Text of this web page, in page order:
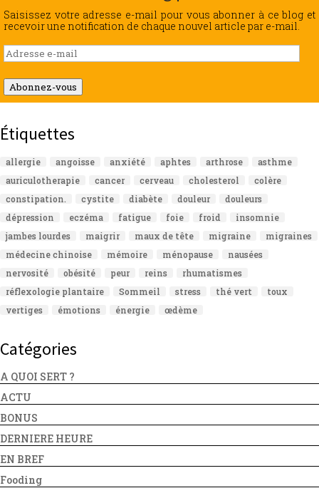
Saisissez votre adresse e-mail pour vous abonner à ce blog et
recevoir une notification de chaque nouvel article par e-mail.
Adresse
e-
mail
Abonnez-vous
Étiquettes
allergie angoisse anxiété aphtes arthrose
asthme
auriculotherapie
cancer cerveau cholesterol
colère
constipation.
cystite diabète douleur
douleurs
dépression
eczéma fatigue foie froid
insomnie
jambes lourdes
maigrir maux de tête migraine
migraines
médecine chinoise
mémoire ménopause
nausées
nervosité
obésité peur reins
rhumatismes
réflexologie plantaire
Sommeil stress thé vert
toux
vertiges
émotions énergie œdème
Catégories
A QUOI SERT ?
ACTU
BONUS
DERNIERE HEURE
EN BREF
Fooding